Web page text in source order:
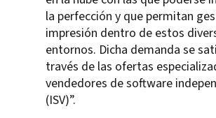
la perfección y que permitan
impresión dentro de estos
entornos. Dicha demanda se
través de las ofertas
vendedores de software
(ISV)”.